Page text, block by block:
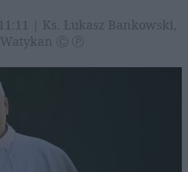
| Ks. Łukasz Bankowski,
Ⓒ Ⓟ